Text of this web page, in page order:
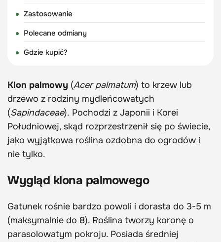
Zastosowanie
Polecane odmiany
Gdzie kupić?
Klon palmowy (Acer palmatum) to krzew lub
drzewo z rodziny mydleńcowatych
(Sapindaceae). Pochodzi z Japonii i Korei
Południowej, skąd rozprzestrzenił się po świecie,
jako wyjątkowa roślina ozdobna do ogrodów i
nie tylko.
Wygląd klona palmowego
Gatunek rośnie bardzo powoli i dorasta do 3-5 m
(maksymalnie do 8). Roślina tworzy koronę o
parasolowatym pokroju. Posiada średniej